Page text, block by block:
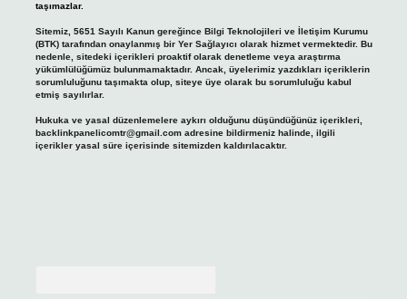
taşımazlar.
Sitemiz, 5651 Sayılı Kanun gereğince Bilgi Teknolojileri ve İletişim Kurumu
(BTK) tarafından onaylanmış bir Yer Sağlayıcı olarak hizmet vermektedir. Bu
nedenle, sitedeki içerikleri proaktif olarak denetleme veya araştırma
yükümlülüğümüz bulunmamaktadır. Ancak, üyelerimiz yazdıkları içeriklerin
sorumluluğunu taşımakta olup, siteye üye olarak bu sorumluluğu kabul
etmiş sayılırlar.
Hukuka ve yasal düzenlemelere aykırı olduğunu düşündüğünüz içerikleri,
backlinkpanelicomtr@gmail.comadresine bildirmeniz halinde, ilgili
içerikler yasal süre içerisinde sitemizden kaldırılacaktır.